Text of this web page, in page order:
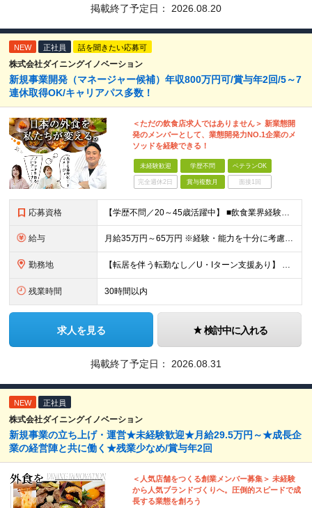
掲載終了予定日： 2026.08.20
NEW 正社員 話を聞きたい応募可
株式会社ダイニングイノベーション
新規事業開発（マネージャー候補）年収800万円可/賞与年2回/5～7
連休取得OK/キャリアパス多数！
＜ただの飲食店求人ではありません＞ 新業態開
発のメンバーとして、業態開発力NO.1企業のメ
ソッドを経験できる！
未経験歓迎 学歴不問 ベテランOK
完全週休2日 賞与複数月 面接1回
応募資格 【学歴不問／20～45歳活躍中】 ■飲食業界経験および販売／サービスの経験がある方を歓迎します 例えば「もっとこうすれば売れるのに」というアイデアを形にしたい方、経営陣に近いポジションでビジネスを
給与 月給35万円～65万円 ※経験・能力を十分に考慮し決定。 ※月給35万円～48万円までは非管理職となりますので、 上記月給には、月30時間分の固定残業代（61,620円～84,508円）および月10
勤務地 【転居を伴う転勤なし／U・Iターン支援あり】 本社（恵比寿）または当社が運営する東京都内の直営店舗での勤務 ※配属先は経験・希望・プロジェクト内容を踏まえて決定します。 ★社宅・引越支援制度あり（
残業時間 30時間以内
求人を見る 検討中に入れる
掲載終了予定日： 2026.08.31
NEW 正社員
株式会社ダイニングイノベーション
新規事業の立ち上げ・運営★未経験歓迎★月給29.5万円～★成長企
業の経営陣と共に働く★残業少なめ/賞与年2回
＜人気店舗をつくる創業メンバー募集＞ 未経験
から人気ブランドづくりへ。圧倒的スピードで成
長する業態を創ろう